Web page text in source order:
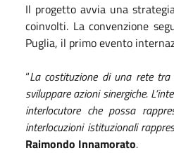
Il progetto avvia una
coinvolti. La convenzione
Puglia, il primo evento
“La costituzione di una rete
sviluppare azioni sinergiche.
interlocutore che possa
interlocuzioni istituzionali
Raimondo Innamorato.